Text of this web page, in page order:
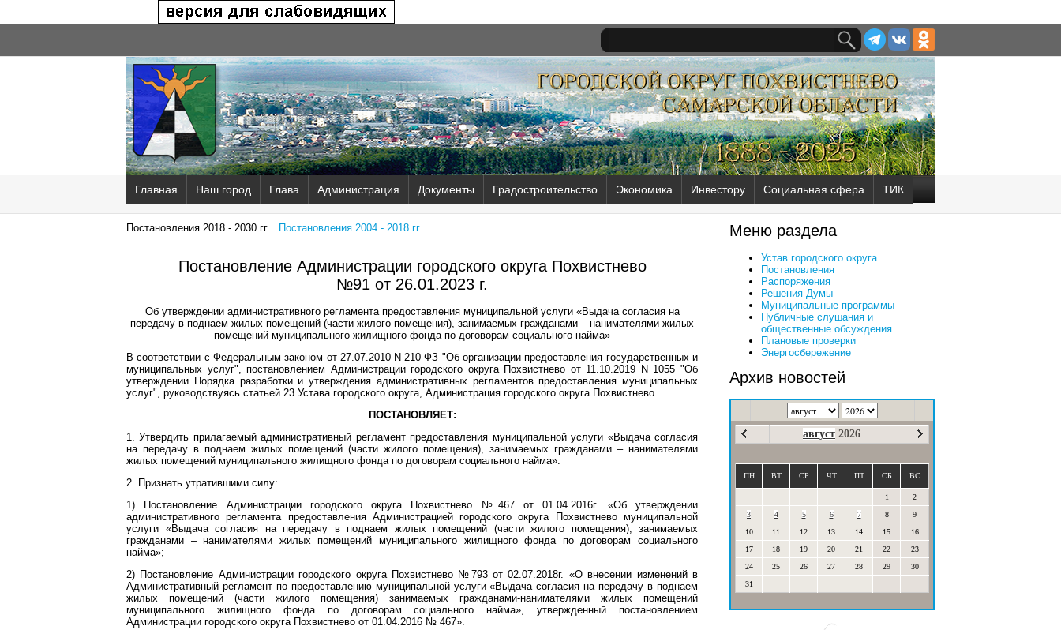
Главная Наш город Глава Администрация Документы Градостроительство Экономика Инвестору Социальная сфера ТИК
Постановления 2018 - 2030 гг. Постановления 2004 - 2018 гг.
Постановление Администрации городского округа Похвистнево
№91 от 26.01.2023 г.
Об утверждении административного регламента предоставления муниципальной услуги «Выдача согласия на
передачу в поднаем жилых помещений (части жилого помещения), занимаемых гражданами – нанимателями жилых
помещений муниципального жилищного фонда по договорам социального найма»
В соответствии с Федеральным законом от 27.07.2010 N 210-ФЗ "Об организации предоставления государственных и
муниципальных услуг", постановлением Администрации городского округа Похвистнево от 11.10.2019 N 1055 "Об
утверждении Порядка разработки и утверждения административных регламентов предоставления муниципальных
услуг", руководствуясь статьей 23 Устава городского округа, Администрация городского округа Похвистнево
ПОСТАНОВЛЯЕТ:
1. Утвердить прилагаемый административный регламент предоставления муниципальной услуги «Выдача согласия
на передачу в поднаем жилых помещений (части жилого помещения), занимаемых гражданами – нанимателями
жилых помещений муниципального жилищного фонда по договорам социального найма».
2. Признать утратившими силу:
1) Постановление Администрации городского округа Похвистнево №467 от 01.04.2016г. «Об утверждении
административного регламента предоставления Администрацией городского округа Похвистнево муниципальной
услуги «Выдача согласия на передачу в поднаем жилых помещений (части жилого помещения), занимаемых
гражданами – нанимателями жилых помещений муниципального жилищного фонда по договорам социального
найма»;
2) Постановление Администрации городского округа Похвистнево №793 от 02.07.2018г. «О внесении изменений в
Административный регламент по предоставлению муниципальной услуги «Выдача согласия на передачу в поднаем
жилых помещений (части жилого помещения) занимаемых гражданами-нанимателями жилых помещений
муниципального жилищного фонда по договорам социального найма», утвержденный постановлением
Администрации городского округа Похвистнево от 01.04.2016 № 467».
Меню раздела
Устав городского округа
Постановления
Распоряжения
Решения Думы
Муниципальные программы
Публичные слушания и
общественные обсуждения
Плановые проверки
Энергосбережение
Архив новостей
август 2026
ПН ВТ СР ЧТ ПТ СБ ВС
1
2
3
4 5 6 7 8
9
10
11 12 13 14 15
16
17
18 19 20 21 22
23
24
25 26 27 28 29
30
31